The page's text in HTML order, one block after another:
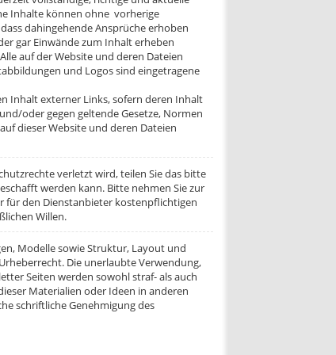
Inhalte können ohne vorherige
dahingehende Ansprüche erhoben
gar Einwände zum Inhalt erheben
auf der Website und deren Dateien
und Logos sind eingetragene
Inhalt externer Links, sofern deren Inhalt
oder gegen geltende Gesetze, Normen
dieser Website und deren Dateien
verletzt wird, teilen Sie das bitte
werden kann. Bitte nehmen Sie zur
für den Dienstanbieter kostenpflichtigen
Willen.
Modelle sowie Struktur, Layout und
Die unerlaubte Verwendung,
Seiten werden sowohl straf- als auch
Materialien oder Ideen in anderen
schriftliche Genehmigung des